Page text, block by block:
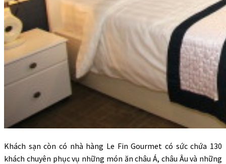
Khách sạn còn có nhà hàng Le Fin Gourmet có sức chứa 130
khách chuyên phục vụ những món ăn châu Á, châu Âu và những